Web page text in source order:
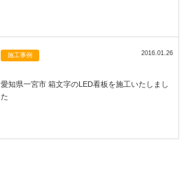
施工事例 2016.01.26
愛知県一宮市 箱文字のLED看板を施工いたしまし
た